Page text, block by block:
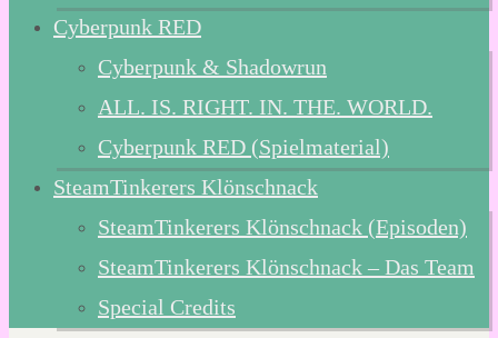
Cyberpunk RED
Cyberpunk & Shadowrun
ALL. IS. RIGHT. IN. THE. WORLD.
Cyberpunk RED (Spielmaterial)
SteamTinkerers Klönschnack
SteamTinkerers Klönschnack (Episoden)
SteamTinkerers Klönschnack – Das Team
Special Credits